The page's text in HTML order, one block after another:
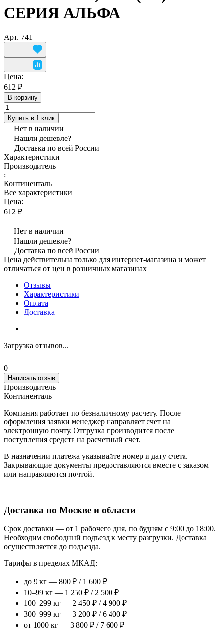
СЕРИЯ АЛЬФА
Арт. 741
Цена:
612 ₽
В корзину
Купить в 1 клик
Нет в наличии
Нашли дешевле?
Доставка по всей России
Характеристики
Производитель
:
Континенталь
Все характеристики
Цена:
612 ₽
Нет в наличии
Нашли дешевле?
Доставка по всей России
Цена действительна только для интернет-магазина и может
отличаться от цен в розничных магазинах
Отзывы
Характеристики
Оплата
Доставка
Загрузка отзывов...
0
Написать отзыв
Производитель
Континенталь
Компания работает по безналичному расчету. После
оформления заявки менеджер направляет счет на
электронную почту. Отгрузка производится после
поступления средств на расчетный счет.
В назначении платежа указывайте номер и дату счета.
Закрывающие документы предоставляются вместе с заказом
или направляются почтой.
Доставка по Москве и области
Срок доставки — от 1 рабочего дня, по будням с 9:00 до 18:00.
Необходим свободный подъезд к месту разгрузки. Доставка
осуществляется до подъезда.
Тарифы в пределах МКАД:
до 9 кг — 800 ₽ / 1 600 ₽
10–99 кг — 1 250 ₽ / 2 500 ₽
100–299 кг — 2 450 ₽ / 4 900 ₽
300–999 кг — 3 200 ₽ / 6 400 ₽
от 1000 кг — 3 800 ₽ / 7 600 ₽